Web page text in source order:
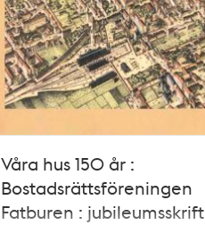
Våra hus 150 år :
Bostadsrättsföreningen
Fatburen : jubileumsskrift